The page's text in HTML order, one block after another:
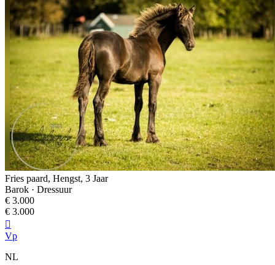
Fries paard, Hengst, 3 Jaar
Barok · Dressuur
€ 3.000
€ 3.000

Vp
NL